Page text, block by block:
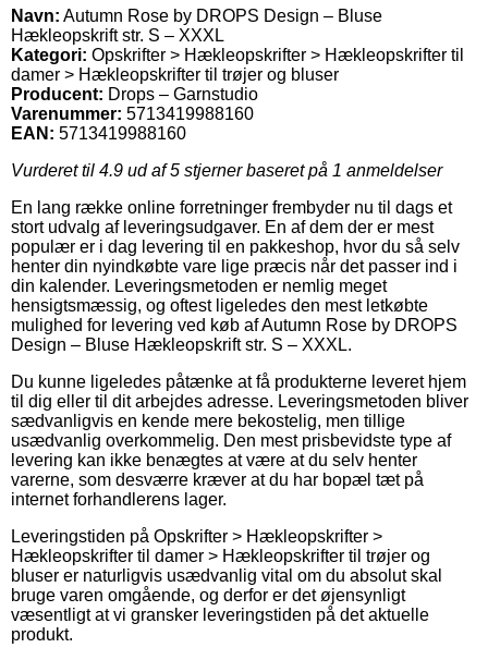
Navn: Autumn Rose by DROPS Design – Bluse
Hækleopskrift str. S – XXXL
Kategori: Opskrifter > Hækleopskrifter > Hækleopskrifter til
damer > Hækleopskrifter til trøjer og bluser
Producent: Drops – Garnstudio
Varenummer: 5713419988160
EAN: 5713419988160
Vurderet til 4.9 ud af 5 stjerner baseret på 1 anmeldelser
En lang række online forretninger frembyder nu til dags et
stort udvalg af leveringsudgaver. En af dem der er mest
populær er i dag levering til en pakkeshop, hvor du så selv
henter din nyindkøbte vare lige præcis når det passer ind i
din kalender. Leveringsmetoden er nemlig meget
hensigtsmæssig, og oftest ligeledes den mest letkøbte
mulighed for levering ved køb af Autumn Rose by DROPS
Design – Bluse Hækleopskrift str. S – XXXL.
Du kunne ligeledes påtænke at få produkterne leveret hjem
til dig eller til dit arbejdes adresse. Leveringsmetoden bliver
sædvanligvis en kende mere bekostelig, men tillige
usædvanlig overkommelig. Den mest prisbevidste type af
levering kan ikke benægtes at være at du selv henter
varerne, som desværre kræver at du har bopæl tæt på
internet forhandlerens lager.
Leveringstiden på Opskrifter > Hækleopskrifter >
Hækleopskrifter til damer > Hækleopskrifter til trøjer og
bluser er naturligvis usædvanlig vital om du absolut skal
bruge varen omgående, og derfor er det øjensynligt
væsentligt at vi gransker leveringstiden på det aktuelle
produkt.